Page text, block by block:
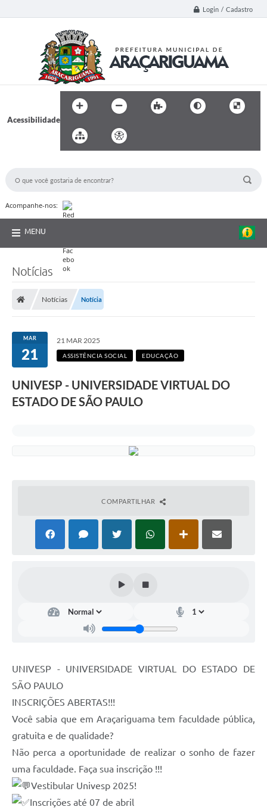
Login / Cadastro
Acessibilidade
Acompanhe-nos:
MENU
Notícias
Notícias Notícia
MAR
21
21 MAR 2025
ASSISTÊNCIA SOCIAL EDUCAÇÃO
UNIVESP - UNIVERSIDADE VIRTUAL DO
ESTADO DE SÃO PAULO
COMPARTILHAR
UNIVESP - UNIVERSIDADE VIRTUAL DO ESTADO DE
SÃO PAULO
INSCRIÇÕES ABERTAS!!!
Você sabia que em Araçariguama tem faculdade pública,
gratuita e de qualidade?
Não perca a oportunidade de realizar o sonho de fazer
uma faculdade. Faça sua inscrição !!!
Vestibular Univesp 2025!
Inscrições até 07 de abril